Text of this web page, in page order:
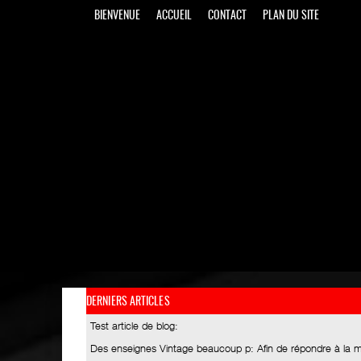
BIENVENUE ACCUEIL CONTACT PLAN DU SITE
DERNIERS ARTICLES
Test article de blog:
Des enseignes Vintage beaucoup p: Afin de répondre à la